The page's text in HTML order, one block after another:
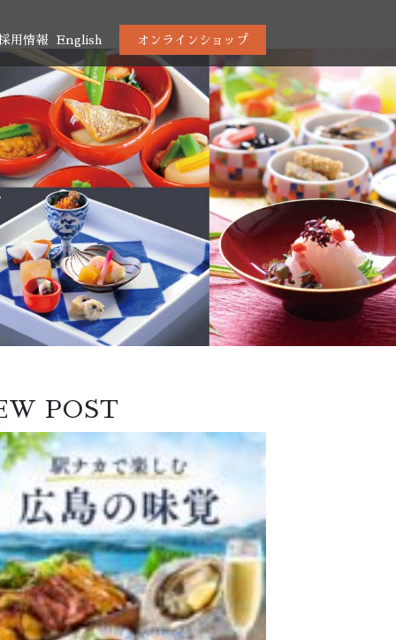
用情報 English オンラインショップ
POST